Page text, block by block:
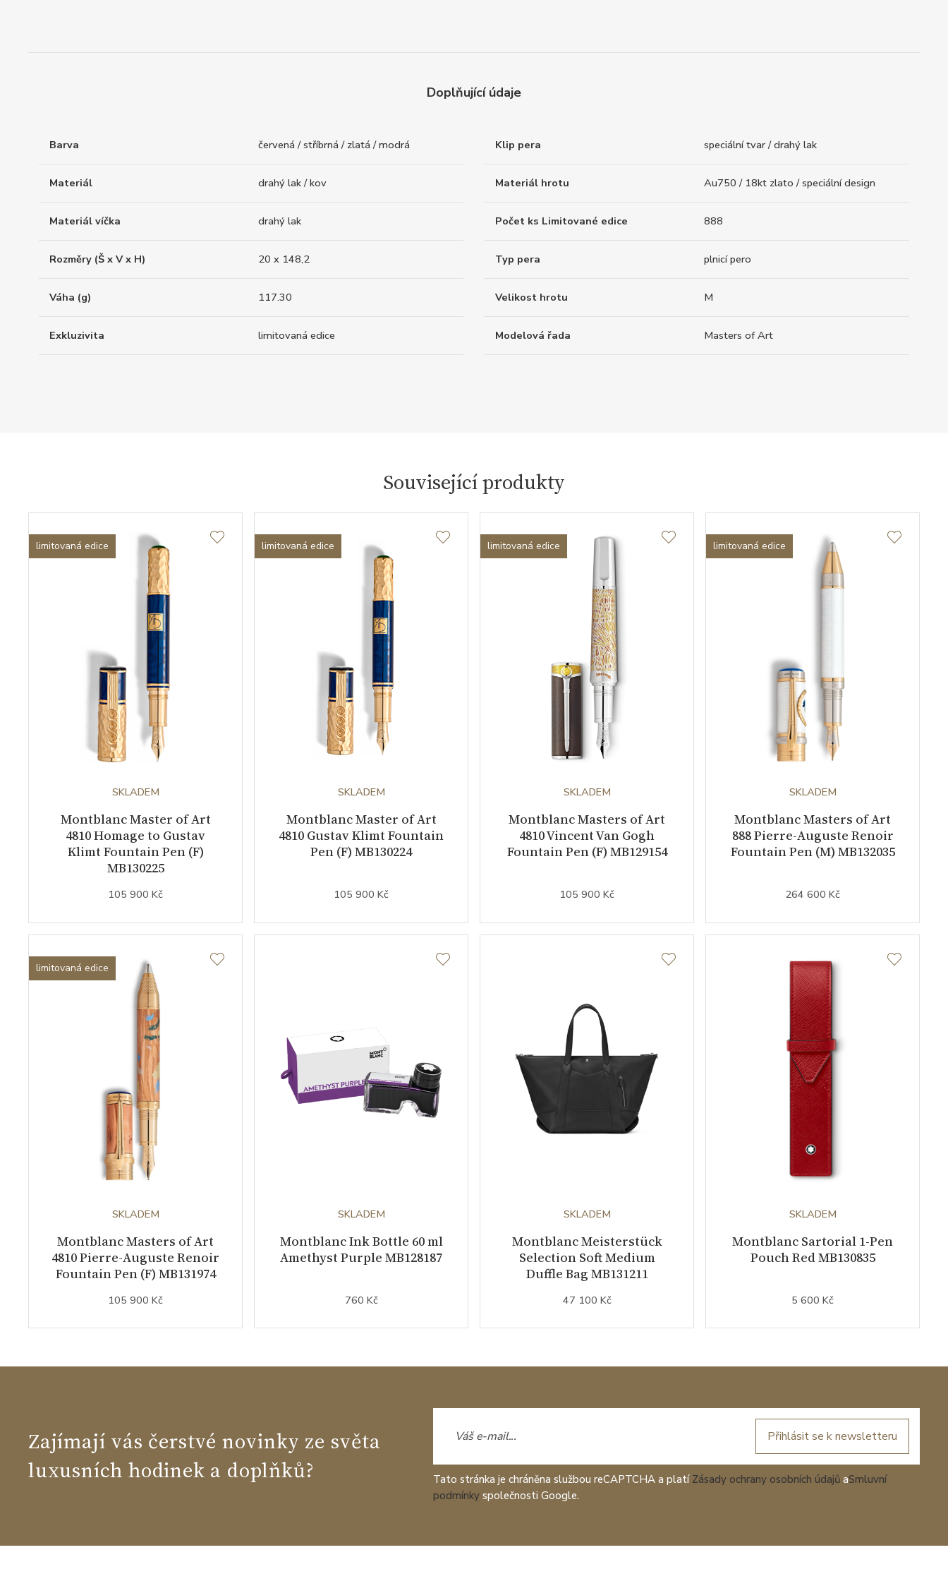
Doplňující údaje
Barva červená / stříbrná / zlatá / modrá Klip pera speciální tvar / drahý lak
Materiál drahý lak / kov Materiál hrotu Au750 / 18kt zlato / speciální design
Materiál víčka drahý lak Počet ks Limitované edice 888
Rozměry (Š x V x H) 20 x 148,2 Typ pera plnicí pero
Váha (g) 117.30 Velikost hrotu M
Exkluzivita limitovaná edice Modelová řada Masters of Art
Související produkty
limitovaná edice
SKLADEM
Montblanc Master of Art
4810 Homage to Gustav
Klimt Fountain Pen (F)
MB130225
105 900 Kč
limitovaná edice
SKLADEM
Montblanc Master of Art
4810 Gustav Klimt Fountain
Pen (F) MB130224
105 900 Kč
limitovaná edice
SKLADEM
Montblanc Masters of Art
4810 Vincent Van Gogh
Fountain Pen (F) MB129154
105 900 Kč
limitovaná edice
SKLADEM
Montblanc Masters of Art
888 Pierre-Auguste Renoir
Fountain Pen (M) MB132035
264 600 Kč
limitovaná edice
SKLADEM
Montblanc Masters of Art
4810 Pierre-Auguste Renoir
Fountain Pen (F) MB131974
105 900 Kč
SKLADEM
Montblanc Ink Bottle 60 ml
Amethyst Purple MB128187
760 Kč
SKLADEM
Montblanc Meisterstück
Selection Soft Medium
Duffle Bag MB131211
47 100 Kč
SKLADEM
Montblanc Sartorial 1-Pen
Pouch Red MB130835
5 600 Kč
Zajímají vás čerstvé novinky ze světa
luxusních hodinek a doplňků?
Přihlásit se k newsletteru
Tato stránka je chráněna službou reCAPTCHA a platí Zásady ochrany osobních údajů aSmluvní
podmínky společnosti Google.